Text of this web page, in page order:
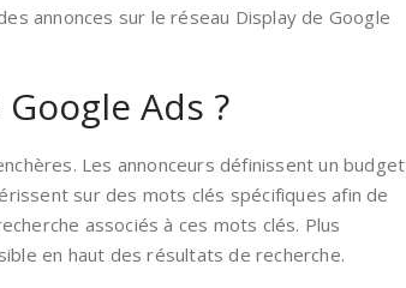
annonces sur le réseau Display de Google
Ads ?
Les annonceurs définissent un budget
sur des mots clés spécifiques afin de
associés à ces mots clés. Plus
en haut des résultats de recherche.